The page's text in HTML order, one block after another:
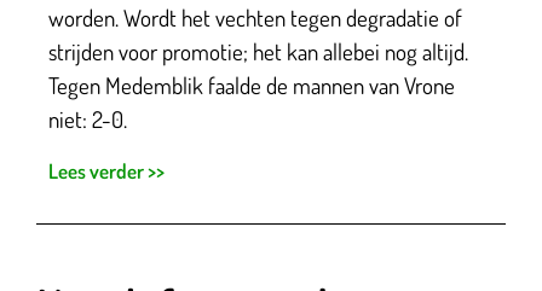
worden. Wordt het vechten tegen degradatie of
strijden voor promotie; het kan allebei nog altijd.
Tegen Medemblik faalde de mannen van Vrone
niet: 2-0.
Lees verder >>